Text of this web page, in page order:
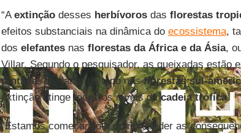
“Aextinçãodesses herbívorosdas florestas
efeitos substanciais na dinâmica do ecossistema,
dos elefantesnas florestas da África e da Ásia,
Villar. Segundo o pesquisador, as queixadas estão
pintada, predador de topo nasflorestas sul-
extinção atinge todos os níveis dacadeia trófica.
“Estamos começando a compreender as